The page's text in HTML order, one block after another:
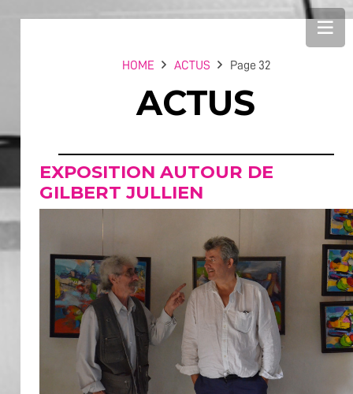
HOME ACTUS Page 32
ACTUS
EXPOSITION AUTOUR DE
GILBERT JULLIEN